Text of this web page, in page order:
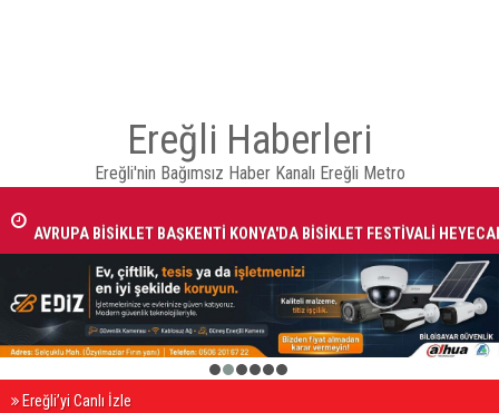
Ereğli Haberleri
Ereğli'nin Bağımsız Haber Kanalı Ereğli Metro
AVRUPA BİSİKLET BAŞKENTİ KONYA'DA BİSİKLET FESTİVALİ
BAŞLADI
2 3 4 5 6
Ereğli’yi Canlı İzle